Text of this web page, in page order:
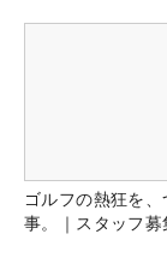
ゴルフの熱狂を
事。｜スタッフ募